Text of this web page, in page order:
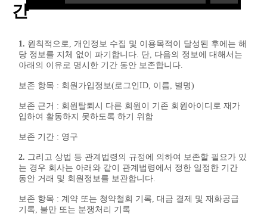
간
1. 원칙적으로, 개인정보 수집 및 이용목적이 달성된 후에는 해
당 정보를 지체 없이 파기합니다. 단, 다음의 정보에 대해서는
아래의 이유로 명시한 기간 동안 보존합니다.
보존 항목 : 회원가입정보(로그인ID, 이름, 별명)
보존 근거 : 회원탈퇴시 다른 회원이 기존 회원아이디로 재가
입하여 활동하지 못하도록 하기 위함
보존 기간 : 영구
2. 그리고 상법 등 관계법령의 규정에 의하여 보존할 필요가 있
는 경우 회사는 아래와 같이 관계법령에서 정한 일정한 기간
동안 거래 및 회원정보를 보관합니다.
보존 항목 : 계약 또는 청약철회 기록, 대금 결제 및 재화공급
기록, 불만 또는 분쟁처리 기록